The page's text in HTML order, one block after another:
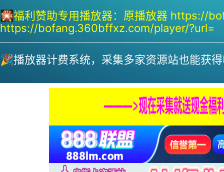
🎇福利赞助专用播放器： 原播放器 https://
https://bofang.360bffxz.com/player/?url=
🎉播放器计费系统，采集多家资源站也能获